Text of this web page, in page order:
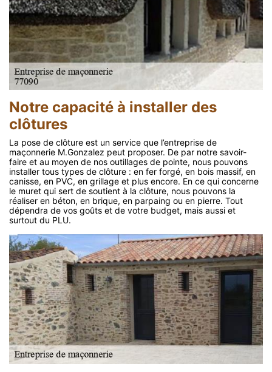
Notre capacité à installer des
clôtures
La pose de clôture est un service que l’entreprise de
maçonnerie M.Gonzalez peut proposer. De par notre savoir-
faire et au moyen de nos outillages de pointe, nous pouvons
installer tous types de clôture : en fer forgé, en bois massif, en
canisse, en PVC, en grillage et plus encore. En ce qui concerne
le muret qui sert de soutient à la clôture, nous pouvons la
réaliser en béton, en brique, en parpaing ou en pierre. Tout
dépendra de vos goûts et de votre budget, mais aussi et
surtout du PLU.